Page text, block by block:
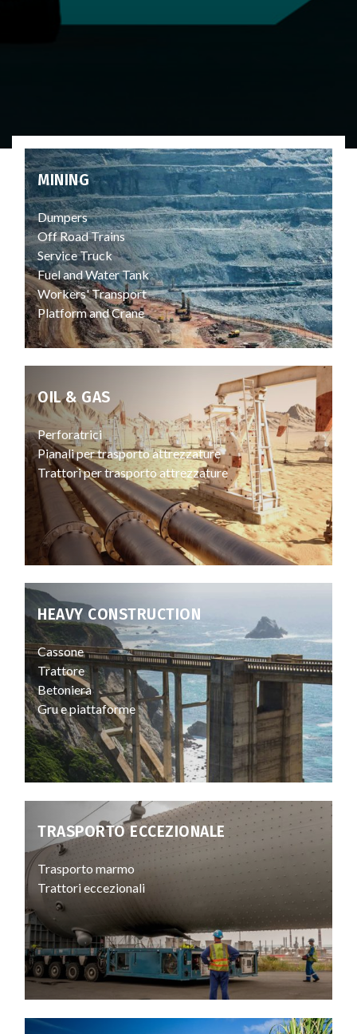
MINING
Dumpers
Off Road Trains
Service Truck
Fuel and Water Tank
Workers' Transport
Platform and Crane
OIL & GAS
Perforatrici
Pianali per trasporto attrezzature
Trattori per trasporto attrezzature
HEAVY CONSTRUCTION
Cassone
Trattore
Betoniera
Gru e piattaforme
TRASPORTO ECCEZIONALE
Trasporto marmo
Trattori eccezionali